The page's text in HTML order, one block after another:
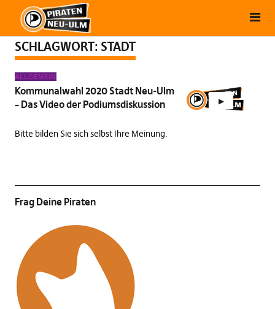
SCHLAGWORT: STADT
ALLGEMEIN
Kommunalwahl 2020 Stadt Neu-Ulm
– Das Video der Podiumsdiskussion
Bitte bilden Sie sich selbst Ihre Meinung.
Frag Deine Piraten